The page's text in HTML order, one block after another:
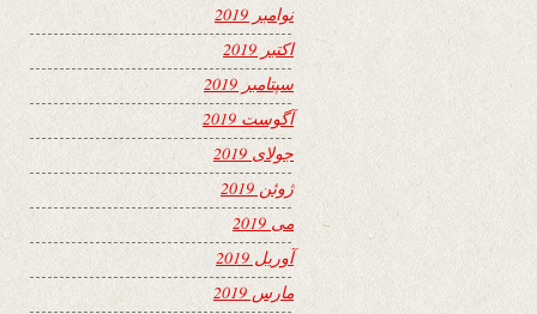
نوامبر 2019
اکتبر 2019
سپتامبر 2019
آگوست 2019
جولای 2019
ژوئن 2019
می 2019
آوریل 2019
مارس 2019